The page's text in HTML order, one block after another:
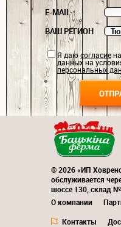
E-MAIL
ВАШ РЕГИОН
Я даюсогласие
данных на
персональных
© 2026 «ИП
обслуживается
шоссе 130, склад
О компании
Контакты